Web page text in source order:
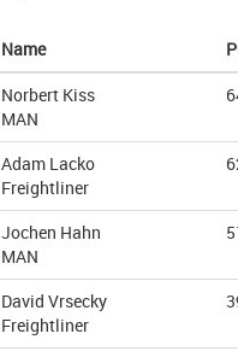
Name
Norbert Kiss
MAN
Adam Lacko
Freightliner
Jochen Hahn
MAN
David Vrsecky
Freightliner